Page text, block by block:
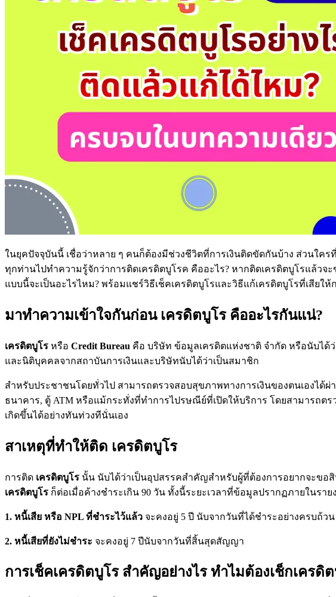
ในยุคปัจจุบันนี้ เชื่อว่าหลาย ๆ คนก็ต้องมีช่วงชีวิตที่การเงินติดขัดกันบ้าง ส่วนใค
ทุกท่านไปทำความรู้จักว่าการติดเครดิตบูโรค คืออะไร? หากติดเครดิตบูโรแล้ว
แบบนี้จะเป็นอะไรไหม? พร้อมแชร์วิธีเช็คเครดิตบูโรและวิธีแก้เครดิตบูโรที่เสีย
มาทำความเข้าใจกันก่อน เครดิตบูโร คืออะไรกันแน่?
เครดิตบูโร หรือ Credit Bureau คือ บริษัท ข้อมูลเครดิตแห่งชาติ จำกัด หรือนับได้
และนิติบุคคลจากสถาบันการเงินและบริษัทนับได้ว่าเป็นสมาชิก
สำหรับประชาชนโดยทั่วไป สามารถตรวจสอบสุขภาพทางการเงินของตนเองได้
ธนาคาร, ตู้ ATM หรือแม้กระทั่งที่ทำการไปรษณีย์ที่เปิดให้บริการ โดยสามารถต
เกิดขึ้นได้อย่างทันท่วงทีนั่นเอง
สาเหตุที่ทำให้ติด เครดิตบูโร
การติด เครดิตบูโร นั้น นับได้ว่าเป็นอุปสรรคสำคัญสำหรับผู้ที่ต้องการอยากจะขอ
เครดิตบูโร ก็ต่อเมื่อค้างชำระเกิน 90 วัน ทั้งนี้ระยะเวลาที่ข้อมูลปรากฏภายในรา
1. หนี้เสีย หรือ NPL ที่ชำระไว้แล้ว จะคงอยู่ 5 ปี นับจากวันที่ได้ชำระอย่างครบถ้วน
2. หนี้เสียที่ยังไม่ชำระ จะคงอยู่ 7 ปีนับจากวันที่สิ้นสุดสัญญา
การเช็คเครดิตบูโร สำคัญอย่างไร ทำไมต้องเช็กเครดิต